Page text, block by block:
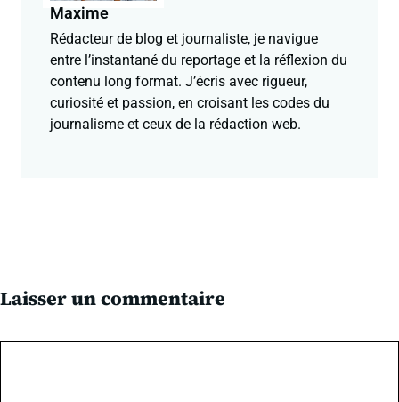
Maxime
Rédacteur de blog et journaliste, je navigue
entre l’instantané du reportage et la réflexion du
contenu long format. J’écris avec rigueur,
curiosité et passion, en croisant les codes du
journalisme et ceux de la rédaction web.
Laisser un commentaire